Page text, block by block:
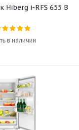
Hiberg i-RFS 655 B
в наличии